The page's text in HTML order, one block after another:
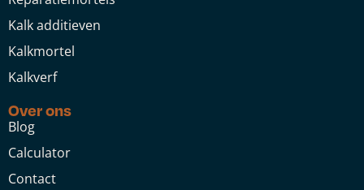
Kalk additieven
Kalkmortel
Kalkverf
Over ons
Blog
Calculator
Contact